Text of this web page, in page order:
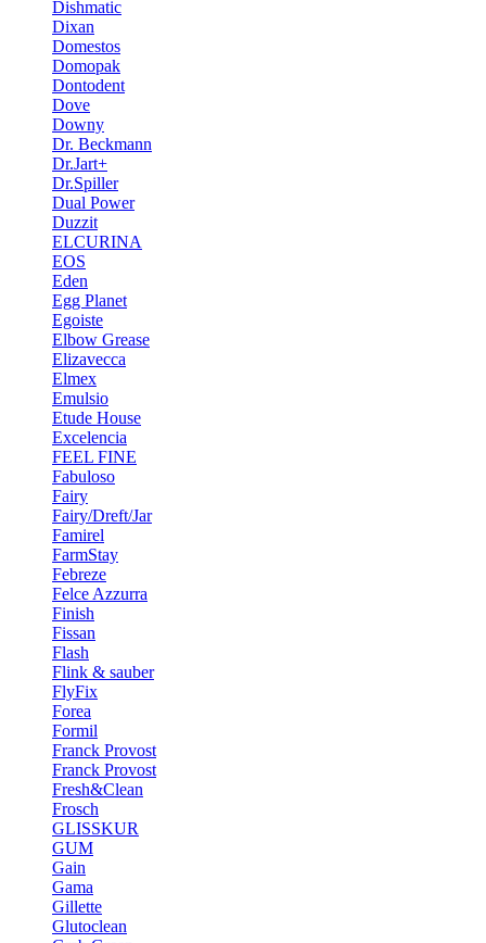
Dishmatic
Dixan
Domestos
Domopak
Dontodent
Dove
Downy
Dr. Beckmann
Dr.Jart+
Dr.Spiller
Dual Power
Duzzit
ELCURINA
EOS
Eden
Egg Planet
Egoiste
Elbow Grease
Elizavecca
Elmex
Emulsio
Etude House
Excelencia
FEEL FINE
Fabuloso
Fairy
Fairy/Dreft/Jar
Famirel
FarmStay
Febreze
Felce Azzurra
Finish
Fissan
Flash
Flink & sauber
FlyFix
Forea
Formil
Franck Provost
Franck Provost
Fresh&Clean
Frosch
GLISSKUR
GUM
Gain
Gama
Gillette
Glutoclean